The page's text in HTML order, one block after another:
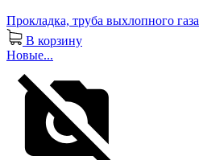
Прокладка, труба выхлопного газа
В корзину
Новые...